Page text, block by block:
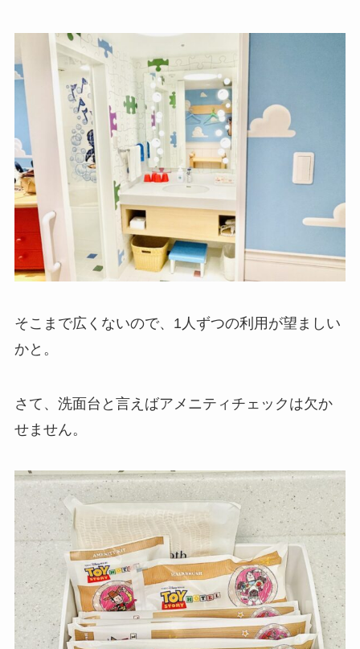
そこまで広くないので、1人ずつの利用が望ましい
かと。
さて、洗面台と言えばアメニティチェックは欠か
せません。